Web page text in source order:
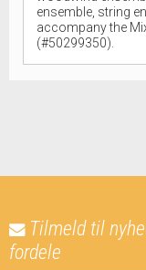
ensemble, string
accompany the
(#50299350).
Tilmeld til
fordele